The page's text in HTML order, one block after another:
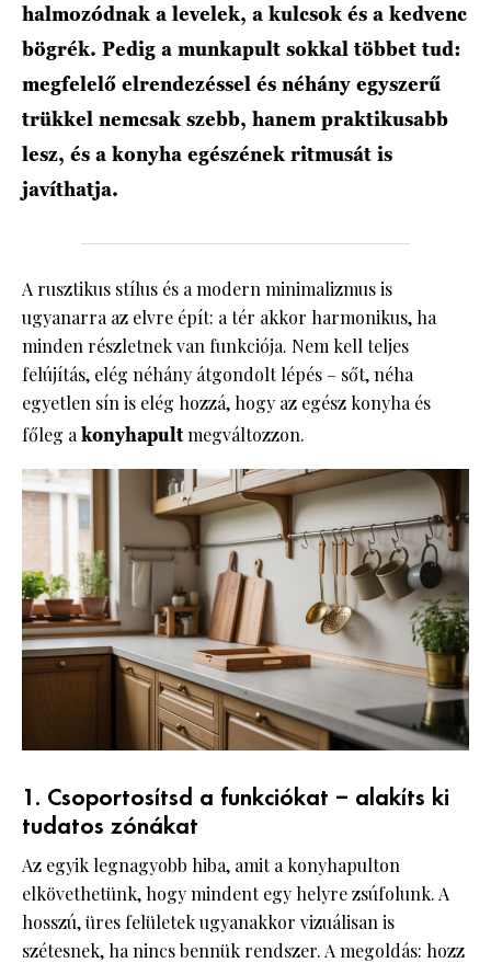
halmozódnak a levelek, a kulcsok és a kedvenc
bögrék. Pedig a munkapult sokkal többet tud:
megfelelő elrendezéssel és néhány egyszerű
trükkel nemcsak szebb, hanem praktikusabb
lesz, és a konyha egészének ritmusát is
javíthatja.
A rusztikus stílus és a modern minimalizmus is
ugyanarra az elvre épít: a tér akkor harmonikus, ha
minden részletnek van funkciója. Nem kell teljes
felújítás, elég néhány átgondolt lépés – sőt, néha
egyetlen sín is elég hozzá, hogy az egész konyha és
főleg a konyhapultmegváltozzon.
1. Csoportosítsd a funkciókat – alakíts ki
tudatos zónákat
Az egyik legnagyobb hiba, amit a konyhapulton
elkövethetünk, hogy mindent egy helyre zsúfolunk. A
hosszú, üres felületek ugyanakkor vizuálisan is
szétesnek, ha nincs bennük rendszer. A megoldás: hozz